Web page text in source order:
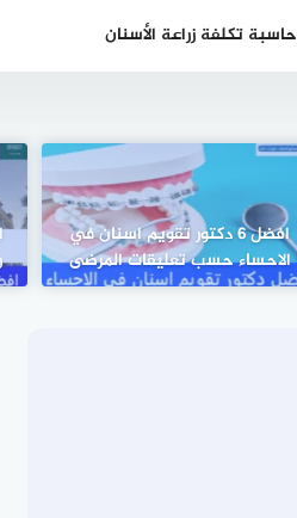
حاسبة تكلفة زراعة الأسنان
افضل 6 دكتور تقويم اسنان في
الاحساء حسب تعليقات المرضى